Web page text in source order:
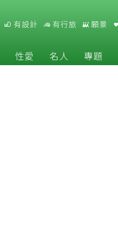
有設計 有行旅 願景
性愛 名人 專題